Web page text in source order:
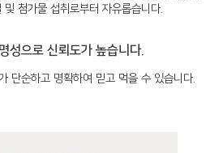
첨가물 섭취로부터 자유롭습니다.
성으로 신뢰도가 높습니다.
단순하고 명확하여 믿고 먹을 수 있습니다.